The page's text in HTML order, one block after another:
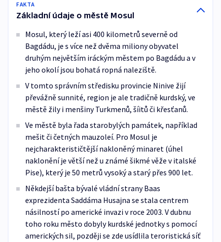
FAKTA
Základní údaje o městě Mosul
Mosul, který leží asi 400 kilometrů severně od
Bagdádu, je s více než dvěma miliony obyvatel
druhým největším iráckým městem po Bagdádu a v
jeho okolí jsou bohatá ropná naleziště.
V tomto správním středisku provincie Ninive žijí
převážně sunnité, region je ale tradičně kurdský, ve
městě žily i menšiny Turkmenů, šíitů či křesťanů.
Ve městě byla řada starobylých památek, například
mešit či četných mauzoleí. Pro Mosul je
nejcharakterističtější nakloněný minaret (úhel
naklonění je větší než u známé šikmé věže v italské
Pise), který je 50 metrů vysoký a starý přes 900 let.
Někdejší bašta bývalé vládní strany Baas
exprezidenta Saddáma Husajna se stala centrem
násilností po americké invazi v roce 2003. V dubnu
toho roku město dobyly kurdské jednotky s pomocí
amerických sil, později se zde usídlila teroristická síť